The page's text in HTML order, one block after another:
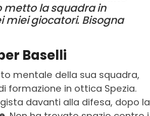
metto la squadra in
miei giocatori. Bisogna
Baselli
mentale della sua squadra,
formazione in ottica Spezia.
davanti alla difesa, dopo la